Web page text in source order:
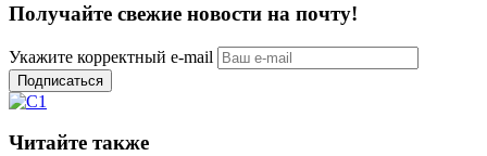
Получайте свежие новости на почту!
Укажите корректный e-mail
Подписаться
Читайте также